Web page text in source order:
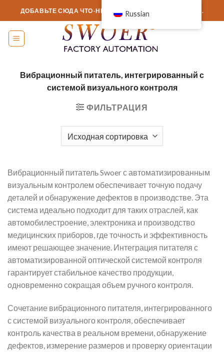
содержанию
ДОБАВЬТЕ СЮДА ЧТО-НИБУДЬ ИЛИ ПРОСТО УДАЛИТЕ...
Вибрационный питатель, интегрированный с
системой визуального контроля
ФИЛЬТРАЦИЯ
Вибрационный питатель Swoer с автоматизированным
визуальным контролем обеспечивает точную подачу
деталей и обнаружение дефектов в производстве. Эта
система идеально подходит для таких отраслей, как
автомобилестроение, электроника и производство
медицинских приборов, где точность и эффективность
имеют решающее значение. Интеграция питателя с
автоматизированной оптической системой контроля
гарантирует стабильное качество продукции,
одновременно сокращая объем ручного контроля.
Сочетание вибрационного питателя, интегрированного
с системой визуального контроля, обеспечивает
контроль качества в реальном времени, обнаружение
дефектов, измерение размеров и проверку ориентации
Russian